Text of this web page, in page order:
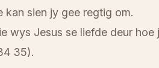
kan sien jy gee regtig om.
wys Jesus se liefde deur hoe
35).